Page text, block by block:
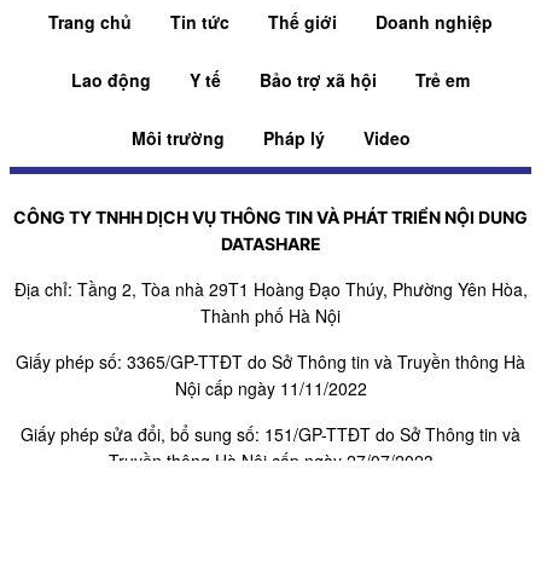
Trang chủ Tin tức Thế giới Doanh nghiệp
Lao động Y tế Bảo trợ xã hội Trẻ em
Môi trường Pháp lý Video
CÔNG TY TNHH DỊCH VỤ THÔNG TIN VÀ PHÁT TRIỂN NỘI DUNG
DATASHARE
Địa chỉ: Tầng 2, Tòa nhà 29T1 Hoàng Đạo Thúy, Phường Yên Hòa,
Thành phố Hà Nội
Giấy phép số: 3365/GP-TTĐT do Sở Thông tin và Truyền thông Hà
Nội cấp ngày 11/11/2022
Giấy phép sửa đổi, bổ sung số: 151/GP-TTĐT do Sở Thông tin và
Truyền thông Hà Nội cấp ngày 27/07/2023